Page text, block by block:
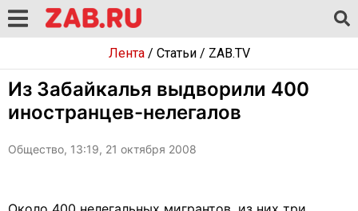
Лента/ Статьи/ ZAB.TV
Из Забайкалья выдворили 400
иностранцев-нелегалов
Общество, 13:19, 21 октября 2008